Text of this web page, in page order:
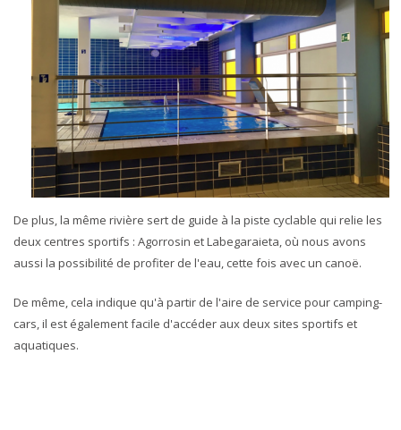
De plus, la même rivière sert de guide à la piste cyclable qui relie les
deux centres sportifs : Agorrosin et Labegaraieta, où nous avons
aussi la possibilité de profiter de l'eau, cette fois avec un canoë.
De même, cela indique qu'à partir de l'aire de service pour camping-
cars, il est également facile d'accéder aux deux sites sportifs et
aquatiques.